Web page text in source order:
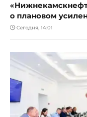
о плановом
Сегодня, 14:01